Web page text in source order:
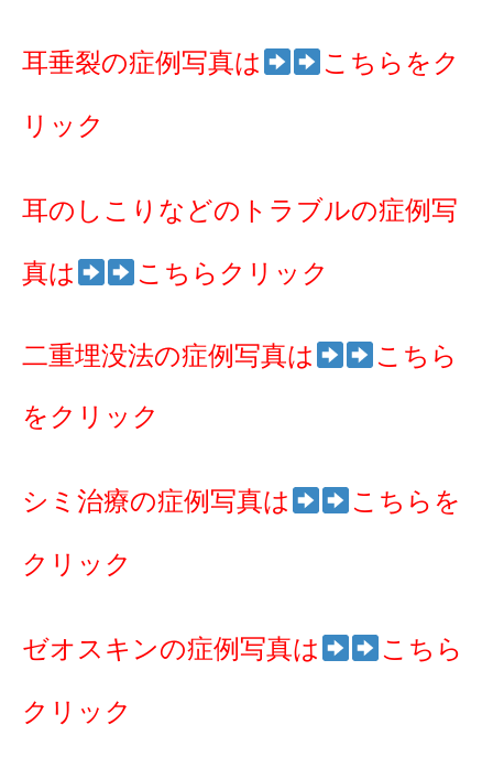
耳垂裂の症例写真は こちらをク
リック
耳のしこりなどのトラブルの症例写
真は こちらクリック
二重埋没法の症例写真は こちら
をクリック
シミ治療の症例写真は こちらを
クリック
ゼオスキンの症例写真は こちら
クリック